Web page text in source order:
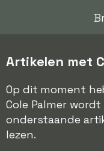
Artikelen met
Op dit moment
Cole Palmer
onderstaande
lezen.